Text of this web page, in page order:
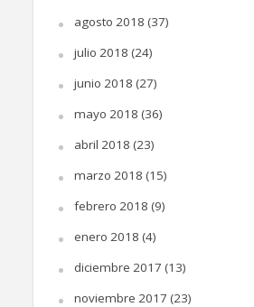
agosto 2018 (37)
julio 2018 (24)
junio 2018 (27)
mayo 2018 (36)
abril 2018 (23)
marzo 2018 (15)
febrero 2018 (9)
enero 2018 (4)
diciembre 2017 (13)
noviembre 2017 (23)